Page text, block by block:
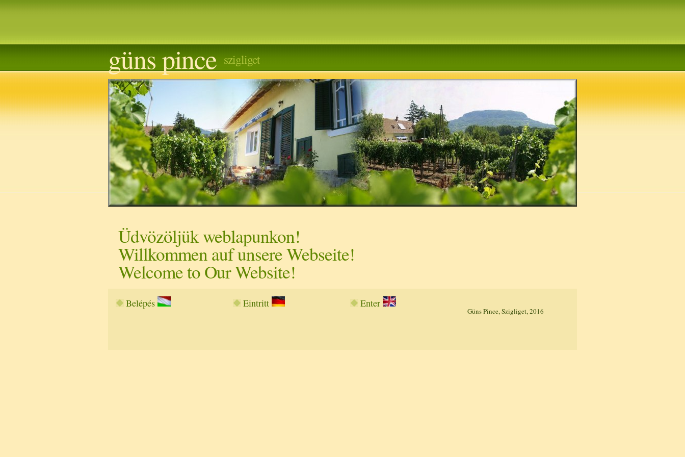
güns pince szigliget
Üdvözöljük weblapunkon!
Willkommen auf unsere Webseite!
Welcome to Our Website!
Belépés Eintritt Enter
Güns Pince, Szigliget, 2016